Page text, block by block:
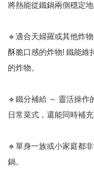
將熱能從鐵鍋兩側穩定
🔹適合天婦羅或其他炸
酥脆口感的炸物! 鐵能維
的炸物。
🔹鐵分補給 ～ 靈活操作
日常菜式，還能同時補
🔹單身一族或小家庭都
鍋。